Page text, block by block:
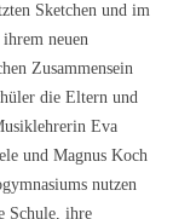
Sketchen und im
ihrem neuen
Zusammensein
die Eltern und
Eva
und Magnus Koch
nutzen
Schule, ihre